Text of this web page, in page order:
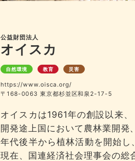
公益財団法人
オイスカ
自然環境 教育 災害
https://www.oisca.org/
〒168-0063 東京都杉並区和泉2-17-5
オイスカは1961年の創設以来
開発途上国において農林業開
年代後半から植林活動を開始し
現在、国連経済社会理事会の総